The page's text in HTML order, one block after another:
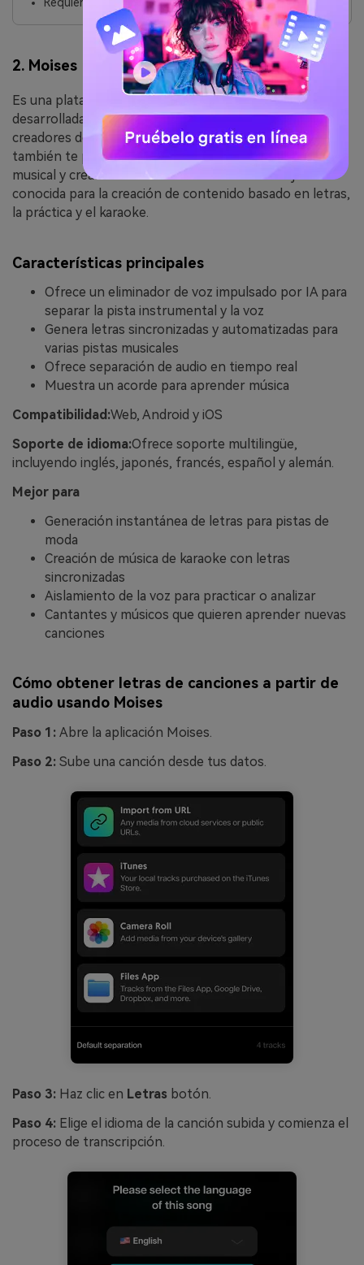
2. Moises
Es una plataforma en la nube impulsada por IA
desarrollada exactamente según las necesidades de
creadores de contenido, productores o músicos. Moises
también te permite separar las voces de una pista
musical y crear letras bien sincronizadas. Es mejor
conocida para la creación de contenido basado en letras,
la práctica y el karaoke.
Características principales
Ofrece un eliminador de voz impulsado por IA para
separar la pista instrumental y la voz
Genera letras sincronizadas y automatizadas para
varias pistas musicales
Ofrece separación de audio en tiempo real
Muestra un acorde para aprender música
Compatibilidad:Web, Android y iOS
Soporte de idioma:Ofrece soporte multilingüe,
incluyendo inglés, japonés, francés, español y alemán.
Mejor para
Generación instantánea de letras para pistas de
moda
Creación de música de karaoke con letras
sincronizadas
Aislamiento de la voz para practicar o analizar
Cantantes y músicos que quieren aprender nuevas
canciones
Cómo obtener letras de canciones a partir de
audio usando Moises
Paso 1: Abre la aplicación Moises.
Paso 2: Sube una canción desde tus datos.
Paso 3: Haz clic en Letras botón.
Paso 4: Elige el idioma de la canción subida y comienza el
proceso de transcripción.